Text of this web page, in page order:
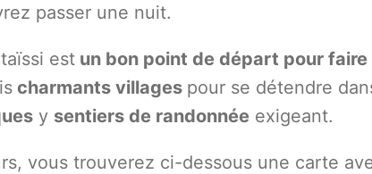
passer une nuit.
est un bon point de départ pour
charmants villages pour se détendre
y sentiers de randonnée exigeant.
vous trouverez ci-dessous une carte